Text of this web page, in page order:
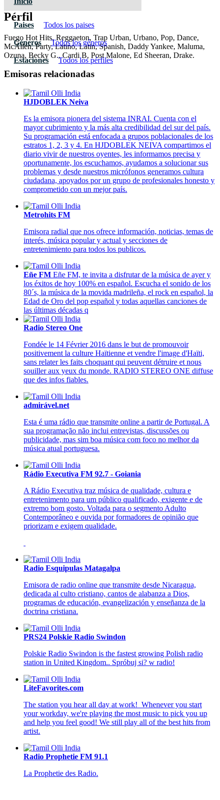
Paises Todos los paises
Géneros Todos los géneros
Estaciones Todos los pérfiles
Pérfil
Fuego Hot Hits, Reggaeton, Trap Urban, Urbano, Pop, Dance,
McAllen, Party, Latino, Latin, Spanish, Daddy Yankee, Maluma,
Ozuna, Becky G., Cardi B, Post Malone, Ed Sheeran, Drake.
Emisoras relacionadas
HJDOBLEK Neiva
Es la emisora pionera del sistema INRAI. Cuenta con el
mayor cubrimiento y la más alta credibilidad del sur del país.
Su programación está enfocada a grupos poblacionales de los
estratos 1, 2, 3 y 4. En HJDOBLEK NEIVA compartimos el
diario vivir de nuestros oyentes, les informamos precisa y
oportunamente, los escuchamos, ayudamos a solucionar sus
problemas y desde nuestros micrófonos generamos cultura
ciudadana, apoyados por un grupo de profesionales honesto y
comprometido con un mejor país.
Metrohits FM
Emisora radial que nos ofrece información, noticias, temas de
interés, música popular y actual y secciones de
entretenimiento para todos los publicos.
Eñe FM Eñe FM, te invita a disfrutar de la música de ayer y
los éxitos de hoy 100% en español. Escucha el sonido de los
80´s, la música de la movida madrileña, el rock en español, la
Edad de Oro del pop español y todas aquellas canciones de
las últimas décadas q
Radio Stereo One
Fondée le 14 Février 2016 dans le but de promouvoir
positivement la culture Haïtienne et vendre l'image d'Haïti,
sans relater les faits choquant qui peuvent détruire et nous
souiller aux yeux du monde. RADIO STEREO ONE diffuse
que des infos fiables.
admirável.net
Esta é uma rádio que transmite online a partir de Portugal. A
sua programação não inclui entrevistas, discussões ou
publicidade, mas sim boa música com foco no melhor da
música atual portuguesa.
Rádio Executiva FM 92.7 - Goiania
A Rádio Executiva traz música de qualidade, cultura e
entretenimento para um público qualificado, exigente e de
extremo bom gosto. Voltada para o segmento Adulto
Contemporâneo e ouvida por formadores de opinião que
priorizam e exigem qualidade.
Radio Esquipulas Matagalpa
Emisora de radio online que transmite desde Nicaragua,
dedicada al culto cristiano, cantos de alabanza a Dios,
programas de educación, evangelización y enseñanza de la
doctrina cristiana.
PRS24 Polskie Radio Swindon
Polskie Radio Swindon is the fastest growing Polish radio
station in United Kingdom.. Spróbuj si? w radio!
LiteFavorites.com
The station you hear all day at work! Whenever you start
your workday, we're playing the most music to pick you up
and help you feel good! We still play all of the best hits from
artist.
Radio Prophetie FM 91.1
La Prophetie des Radio.